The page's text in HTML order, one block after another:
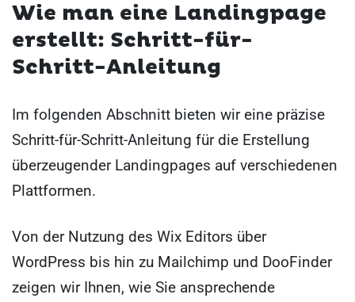
Wie man eine Landingpage
erstellt: Schritt-für-
Schritt-Anleitung
Im folgenden Abschnitt bieten wir eine präzise
Schritt-für-Schritt-Anleitung für die Erstellung
überzeugender Landingpages auf verschiedenen
Plattformen.
Von der Nutzung des Wix Editors über
WordPress bis hin zu Mailchimp und DooFinder
zeigen wir Ihnen, wie Sie ansprechende